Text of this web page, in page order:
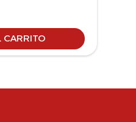
CARRITO